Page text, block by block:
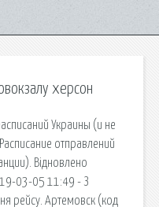
херсон
Украины (и не
отправлений
Відновлено
03-05 11:49 - З
рейсу. Артемовск (код